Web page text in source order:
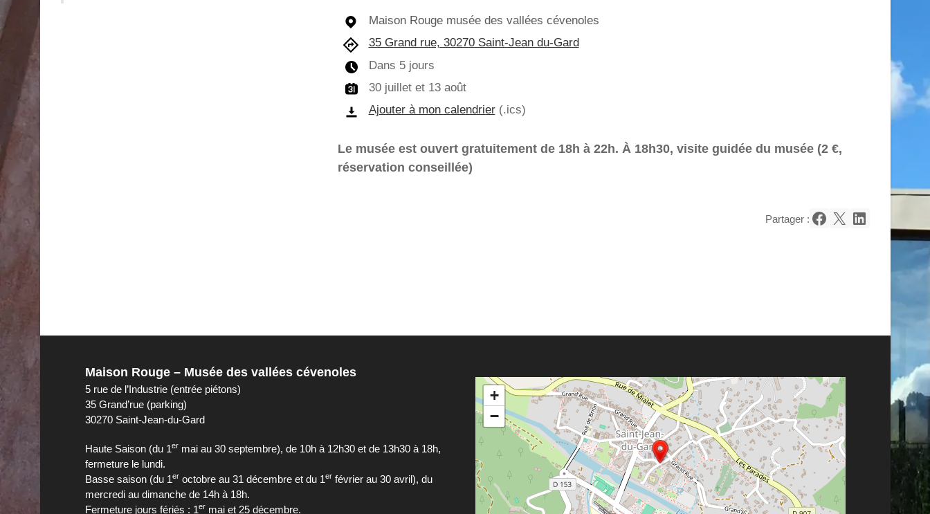
Maison Rouge musée des vallées cévenoles
35 Grand rue, 30270 Saint-Jean du-Gard
Dans 5 jours
30 juillet et 13 août
Ajouter à mon calendrier(.ics)
Le musée est ouvert gratuitement de 18h à 22h. À 18h30, visite guidée du musée (2 €,
réservation conseillée)
Partager : Partager sur Facebook
Partager sur XPartager sur LinkedIn
Maison Rouge – Musée des vallées cévenoles
5 rue de l’Industrie (entrée piétons)
35 Grand’rue (parking)
30270 Saint-Jean-du-Gard
Haute Saison (du 1ermai au 30 septembre), de 10h à 12h30 et de 13h30 à 18h,
fermeture le lundi.
Basse saison (du 1eroctobre au 31 décembre et du 1erfévrier au 30 avril), du
mercredi au dimanche de 14h à 18h.
Fermeture jours fériés : 1ermai et 25 décembre.
+
−